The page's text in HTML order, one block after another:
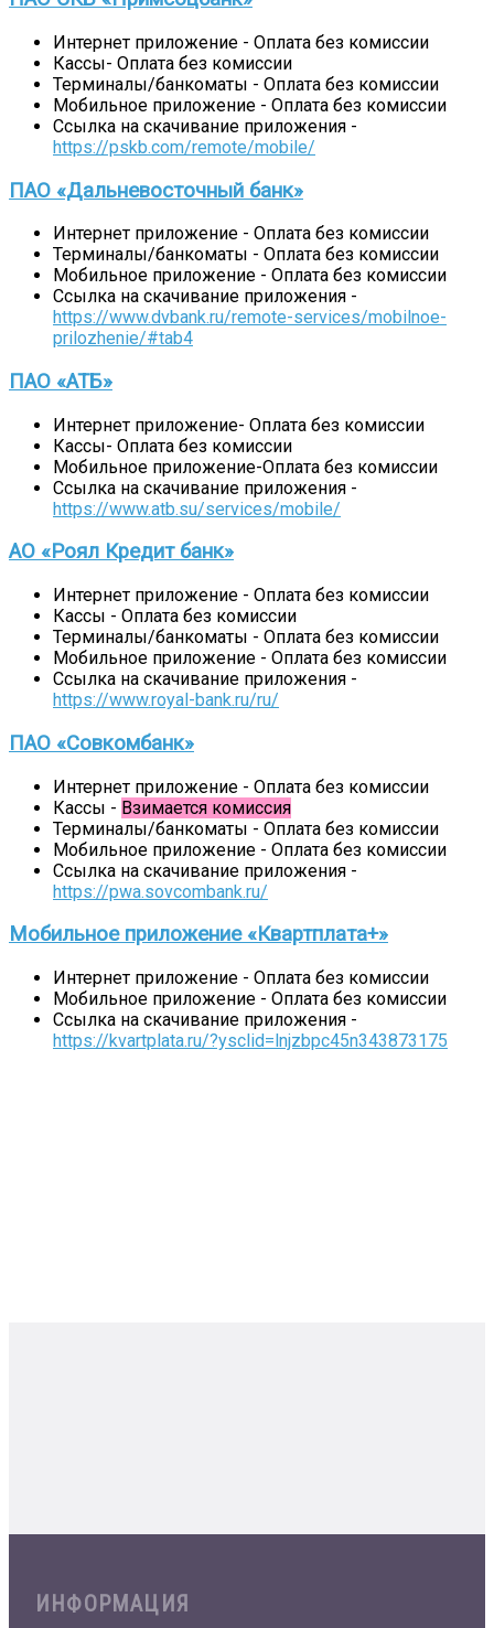
Интернет приложение - Оплата без комиссии
Кассы- Оплата без комиссии
Терминалы/банкоматы - Оплата без комиссии
Мобильное приложение - Оплата без комиссии
Ссылка на скачивание приложения -
https://pskb.com/remote/mobile/
ПАО «Дальневосточный банк»
Интернет приложение - Оплата без комиссии
Терминалы/банкоматы - Оплата без комиссии
Мобильное приложение - Оплата без комиссии
Ссылка на скачивание приложения -
https://www.dvbank.ru/remote-services/mobilnoe-
prilozhenie/#tab4
ПАО «АТБ»
Интернет приложение- Оплата без комиссии
Кассы- Оплата без комиссии
Мобильное приложение-Оплата без комиссии
Ссылка на скачивание приложения -
https://www.atb.su/services/mobile/
АО «Роял Кредит банк»
Интернет приложение - Оплата без комиссии
Кассы - Оплата без комиссии
Терминалы/банкоматы - Оплата без комиссии
Мобильное приложение - Оплата без комиссии
Ссылка на скачивание приложения -
https://www.royal-bank.ru/ru/
ПАО «Совкомбанк»
Интернет приложение - Оплата без комиссии
Кассы - Взимается комиссия
Терминалы/банкоматы - Оплата без комиссии
Мобильное приложение - Оплата без комиссии
Ссылка на скачивание приложения -
https://pwa.sovcombank.ru/
Мобильное приложение «Квартплата+»
Интернет приложение - Оплата без комиссии
Мобильное приложение - Оплата без комиссии
Ссылка на скачивание приложения -
https://kvartplata.ru/?ysclid=lnjzbpc45n343873175
ИНФОРМАЦИЯ